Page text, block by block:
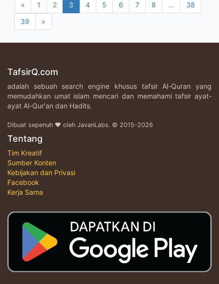
« 1 2 3 4 5 6 7 8 ...
38
39
»
TafsirQ.com
adalah sebuah search engine khusus tafsir Al-Quran yang
memudahkan umat islam mencari dan memahami tafsir ayat-
ayat Al-Qur'an dan Hadits.
Dibuat sepenuh ♥ oleh JavanLabs. © 2015-2026
Tentang
Tim Kreatif
Sumber Konten
Kebijakan dan Privasi
Facebook
Kerja Sama